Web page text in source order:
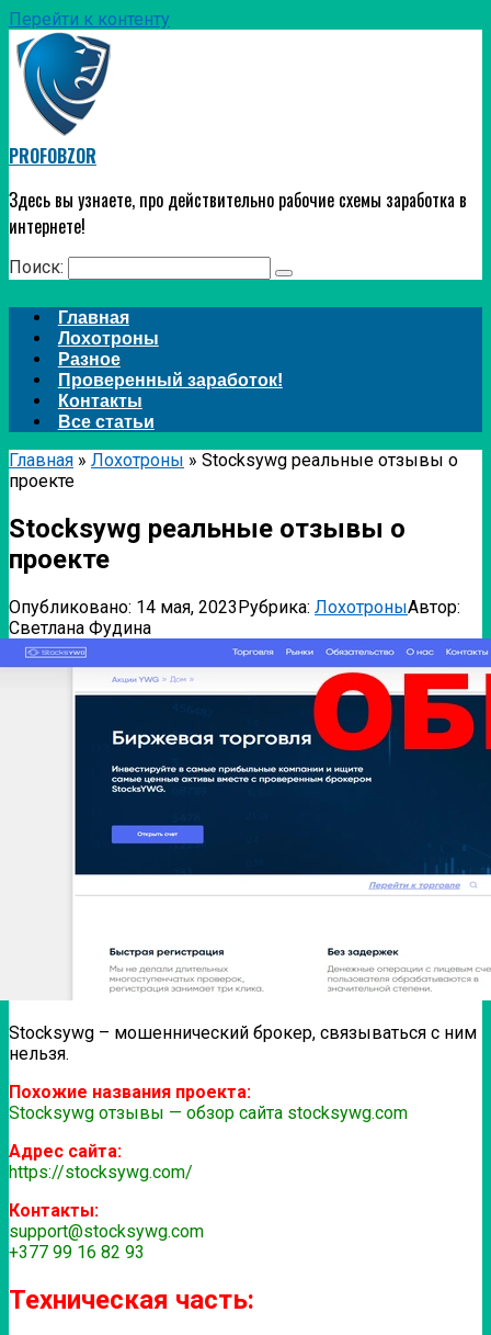
Перейти к контенту
PROFOBZOR
Здесь вы узнаете, про действительно рабочие схемы заработка в
интернете!
Поиск:
Главная
Лохотроны
Разное
Проверенный заработок!
Контакты
Все статьи
Главная » Лохотроны » Stocksywg реальные отзывы о
проекте
Stocksywg реальные отзывы о
проекте
Опубликовано: 14 мая, 2023Рубрика: ЛохотроныАвтор:
Светлана Фудина
Stocksywg – мошеннический брокер, связываться с ним
нельзя.
Похожие названия проекта:
Stocksywg отзывы — обзор сайта stocksywg.com
Адрес сайта:
https://stocksywg.com/
Контакты:
support@stocksywg.com
+377 99 16 82 93
Техническая часть: